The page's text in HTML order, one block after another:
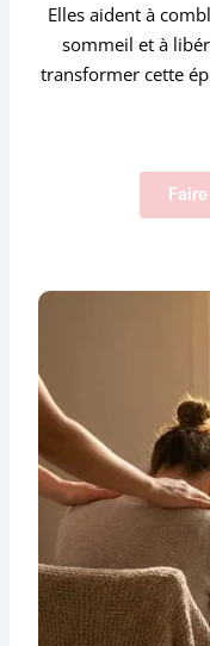
Elles aident à
sommeil et à
transformer cette